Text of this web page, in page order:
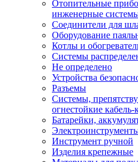
Отопительные
инженерные
Соединители для
Оборудование
Котлы и
Системы
Не определено
Устройства
Разъемы
Системы,
огнестойкие
Батарейки,
Инструмент ручной
Изделия крепежные